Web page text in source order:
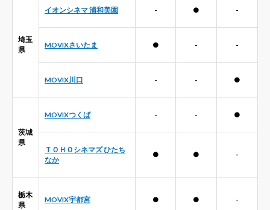
埼玉
県
イオンシネマ 浦和美園 - ● -
MOVIXさいたま ● - -
MOVIX川口 - - ●
茨城
県
MOVIXつくば - - ●
ＴＯＨＯシネマズ ひたち
なか
● ● -
栃木
県
MOVIX宇都宮 ● ● -